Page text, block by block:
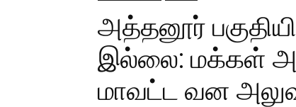
அத்தனூர்
இல்லை: மக்கள்
மாவட்ட வன